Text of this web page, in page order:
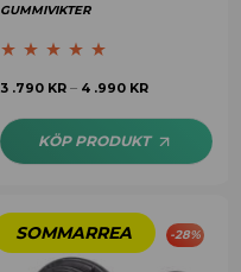
GUMMIVIKTER
Betygsatt
5.00
3 .790 KR – 4 .990 KR
KÖP PRODUKT
-28%